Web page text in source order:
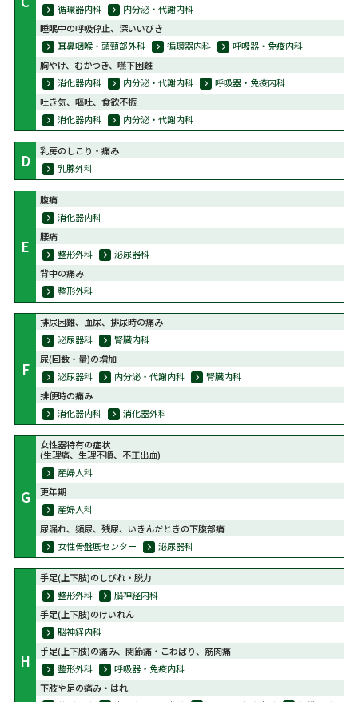
循環器内科
内分泌・代謝内科
睡眠中の呼吸停止、深いいびき
耳鼻咽喉・頭頸部外科
循環器内科
呼吸器・免疫内科
胸やけ、むかつき、嚥下困難
消化器内科
内分泌・代謝内科
呼吸器・免疫内科
吐き気、嘔吐、食欲不振
消化器内科
内分泌・代謝内科
D
乳房のしこり・痛み
乳腺外科
E
腹痛
消化器内科
腰痛
整形外科
泌尿器科
背中の痛み
整形外科
F
排尿困難、血尿、排尿時の痛み
泌尿器科
腎臓内科
尿(回数・量)の増加
泌尿器科
内分泌・代謝内科
腎臓内科
排便時の痛み
消化器内科
消化器外科
G
女性器特有の症状
(生理痛、生理不順、不正出血)
産婦人科
更年期
産婦人科
尿漏れ、頻尿、残尿、いきんだときの下腹部痛
女性骨盤底センター
泌尿器科
H
手足(上下肢)のしびれ・脱力
整形外科
脳神経内科
手足(上下肢)のけいれん
脳神経内科
手足(上下肢)の痛み、関節痛・こわばり、筋肉痛
整形外科
呼吸器・免疫内科
下肢や足の痛み・はれ